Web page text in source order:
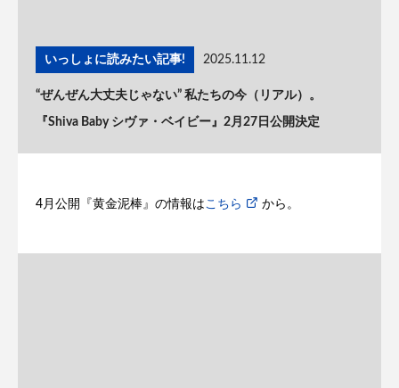
いっしょに読みたい記事! 2025.11.12
“ぜんぜん大丈夫じゃない” 私たちの今（リアル）。
『Shiva Baby シヴァ・ベイビー』2月27日公開決定
4月公開『黄金泥棒』の情報はこちら から。